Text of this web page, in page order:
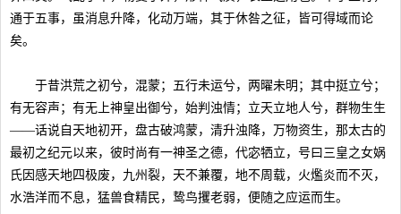
通于五事，虽消息升降，化动万端，其于休咎之征，皆可得域而论
矣。
于昔洪荒之初兮，混蒙；五行未运兮，两曜未明；其中挺立兮；
有无容声；有无上神皇出御兮，始判浊情；立天立地人兮，群物生生
——话说自天地初开，盘古破鸿蒙，清升浊降，万物资生，那太古的
最初之纪元以来，彼时尚有一神圣之德，代宓牺立，号曰三皇之女娲
氏因感天地四极废，九州裂，天不兼覆，地不周载，火爁炎而不灭，
水浩洋而不息，猛兽食精民，鸷鸟攫老弱，便随之应运而生。